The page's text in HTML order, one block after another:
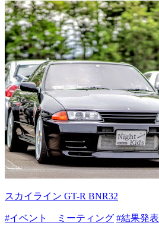
スカイライン GT-R BNR32
#イベント ミーティング #結果発表